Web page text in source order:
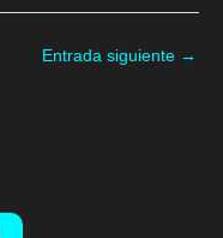
Entrada siguiente →